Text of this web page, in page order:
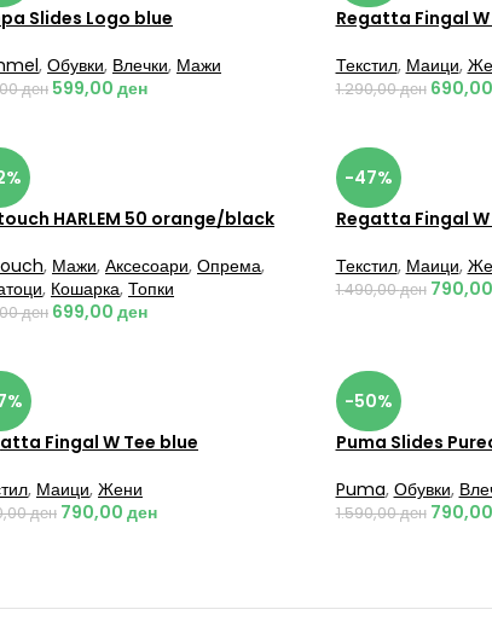
Slides Logo blue
, Обувки, Влечки, Мажи
ден 599,00 ден
Regatta Fingal
Текстил, Маици,
1.290,00ден 690,00
HARLEM 50 orange/black
, Мажи, Аксесоари, Опрема,
, Кошарка, Топки
ден 699,00 ден
-47%
Regatta Fingal
Текстил, Маици,
1.490,00ден 790,00
Fingal W Tee blue
, Маици, Жени
ден 790,00 ден
-50%
Puma Slides
Puma, Обувки,
1.590,00ден 790,00